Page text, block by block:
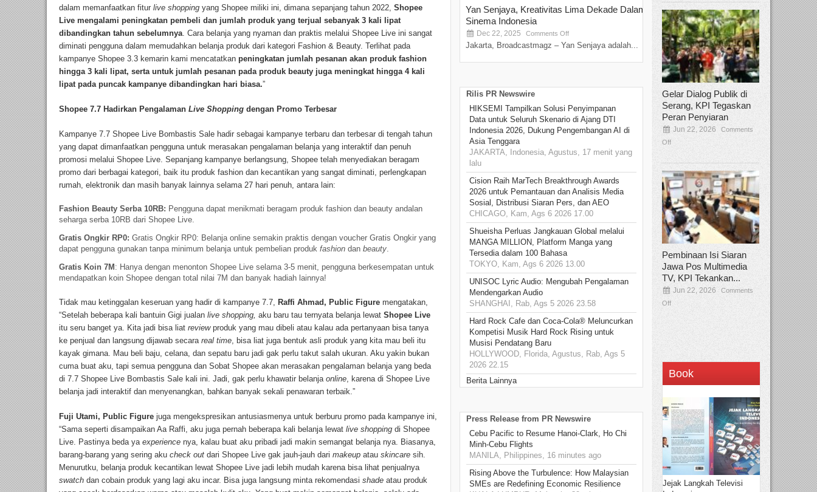
dalam memanfaatkan fitur live shopping yang Shopee miliki ini, dimana sepanjang tahun 2022, Shopee
Live mengalami peningkatan pembeli dan jumlah produk yang terjual sebanyak 3 kali lipat
dibandingkan tahun sebelumnya . Cara belanja yang nyaman dan praktis melalui Shopee Live ini sangat
diminati pengguna dalam memudahkan belanja produk dari kategori Fashion & Beauty. Terlihat pada
kampanye Shopee 3.3 kemarin kami mencatatkan peningkatan jumlah pesanan akan produk fashion
hingga 3 kali lipat, serta untuk jumlah pesanan pada produk beauty juga meningkat hingga 4 kali
lipat pada puncak kampanye dibandingkan hari biasa.”
Shopee 7.7 Hadirkan Pengalaman Live Shopping dengan Promo Terbesar
Kampanye 7.7 Shopee Live Bombastis Sale hadir sebagai kampanye terbaru dan terbesar di tengah tahun
yang dapat dimanfaatkan pengguna untuk merasakan pengalaman belanja yang interaktif dan penuh
promosi melalui Shopee Live. Sepanjang kampanye berlangsung, Shopee telah menyediakan beragam
promo dari berbagai kategori, baik itu produk fashion dan kecantikan yang sangat diminati, perlengkapan
rumah, elektronik dan masih banyak lainnya selama 27 hari penuh, antara lain:
Fashion Beauty Serba 10RB: Pengguna dapat menikmati beragam produk fashion dan beauty andalan
seharga serba 10RB dari Shopee Live.
Gratis Ongkir RP0: Gratis Ongkir RP0: Belanja online semakin praktis dengan voucher Gratis Ongkir yang
dapat pengguna gunakan tanpa minimum belanja untuk pembelian produk fashion dan beauty
Gratis Koin 7M : Hanya dengan menonton Shopee Live selama 3-5 menit, pengguna berkesempatan untuk
mendapatkan koin Shopee dengan total nilai 7M dan banyak hadiah lainnya!
Tidak mau ketinggalan keseruan yang hadir di kampanye 7.7, Raffi Ahmad, Public Figure mengatakan,
“Setelah beberapa kali bantuin Gigi jualan live shopping, aku baru tau ternyata belanja lewat Shopee Live
itu seru banget ya. Kita jadi bisa liat review produk yang mau dibeli atau kalau ada pertanyaan bisa tanya
ke penjual dan langsung dijawab secara real time , bisa liat juga bentuk asli produk yang kita mau beli itu
kayak gimana.
Mau beli baju, celana, dan sepatu baru jadi gak perlu takut salah ukuran. Aku yakin bukan
cuma buat aku, tapi semua pengguna dan Sobat Shopee akan merasakan pengalaman belanja yang beda
di 7.7 Shopee Live Bombastis Sale kali ini. Jadi, gak perlu khawatir belanja online , karena di Shopee Live
belanja jadi interaktif dan menyenangkan, bahkan banyak sekali penawaran terbaik.”
Fuji Utami, Public Figure juga mengekspresikan antusiasmenya untuk berburu promo pada kampanye ini,
“Sama seperti disampaikan Aa Raffi, aku juga pernah beberapa kali belanja lewat live shopping di Shopee
Live. Pastinya beda ya experience nya, kalau buat aku pribadi jadi makin semangat belanja nya. Biasanya,
barang-barang yang sering aku check out dari Shopee Live gak jauh-jauh dari makeup atau skincare sih.
Menurutku, belanja produk kecantikan lewat Shopee Live jadi lebih mudah karena bisa lihat penjualnya
swatch dan cobain produk yang lagi aku incar. Bisa juga langsung minta rekomendasi shade atau produk
Yan Senjaya, Kreativitas Lima Dekade Dalam
Sinema Indonesia
Dec 22, 2025 Comments Off
Jakarta, Broadcastmagz – Yan Senjaya adalah...
Tamee Irelly Menjadi Juri Open
Film Terbaru...
Sep 08, 2025 Comments Off
Bekasi, Broadcastmagz – Dalam upaya
talenta...
Rilis PR Newswire
HIKSEMI Tampilkan Solusi Penyimpanan
Data untuk Seluruh Skenario di Ajang DTI
Indonesia 2026, Dukung Pengembangan AI di
Asia Tenggara
JAKARTA, Indonesia, Agustus, 17 menit yang
lalu
Cision Raih MarTech Breakthrough Awards
2026 untuk Pemantauan dan Analisis Media
Sosial, Distribusi Siaran Pers, dan AEO
CHICAGO, Kam, Ags 6 2026 17.00
Shueisha Perluas Jangkauan Global melalui
MANGA MILLION, Platform Manga yang
Tersedia dalam 100 Bahasa
TOKYO, Kam, Ags 6 2026 13.00
UNISOC Lyric Audio: Mengubah Pengalaman
Mendengarkan Audio
SHANGHAI, Rab, Ags 5 2026 23.58
Hard Rock Cafe dan Coca-Cola® Meluncurkan
Kompetisi Musik Hard Rock Rising untuk
Musisi Pendatang Baru
HOLLYWOOD, Florida, Agustus, Rab, Ags 5
2026 22.15
Berita Lainnya
Press Release from PR Newswire
Cebu Pacific to Resume Hanoi-Clark, Ho Chi
Minh-Cebu Flights
MANILA, Philippines, 16 minutes ago
Rising Above the Turbulence: How Malaysian
SMEs are Redefining Economic Resilience
Gelar Dialog Publik di
Serang, KPI Tegaskan
Peran Penyiaran
Jun 22, 2026
Comments
Off
Pembinaan Isi Siaran
Jawa Pos Multimedia
TV, KPI Tekankan...
Jun 22, 2026
Comments
Off
Book
Jejak Langkah Televisi